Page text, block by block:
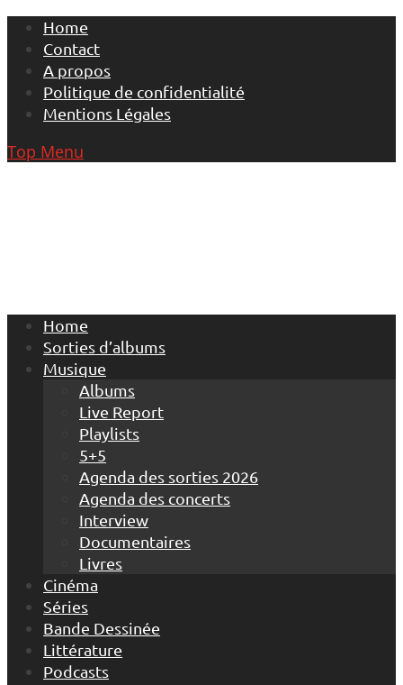
Skip
content
Home
Contact
A propos
Politique de confidentialité
Mentions Légales
Top Menu
Home
Sorties d’albums
Musique
Albums
Live Report
Playlists
5+5
Agenda des sorties 2026
Agenda des concerts
Interview
Documentaires
Livres
Cinéma
Séries
Bande Dessinée
Littérature
Podcasts